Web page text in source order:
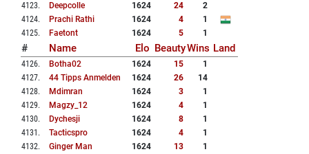
4123. Deepcolle 1624 24
2
4124. Prachi Rathi 1624 4
1
4125. Faetont 1624 5 1
# Name Elo BeautyWins Land
4126. Botha02 1624 15
1
4127. 44 Tipps Anmelden 1624 26
14
4128. Mdimran 1624 3
1
4129. Magzy_12 1624 4
1
4130. Dychesji 1624 8
1
4131 . Tacticspro 1624 4
1
4132. Ginger Man 1624 13
1